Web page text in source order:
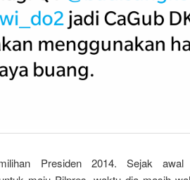
Presiden 2014. Sejak